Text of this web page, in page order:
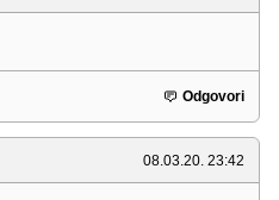
Odgovori
08.03.20. 23:42